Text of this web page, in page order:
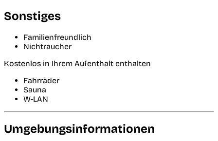
Sonstiges
Familienfreundlich
Nichtraucher
Kostenlos in Ihrem Aufenthalt enthalten
Fahrräder
Sauna
W-LAN
Umgebungsinformationen